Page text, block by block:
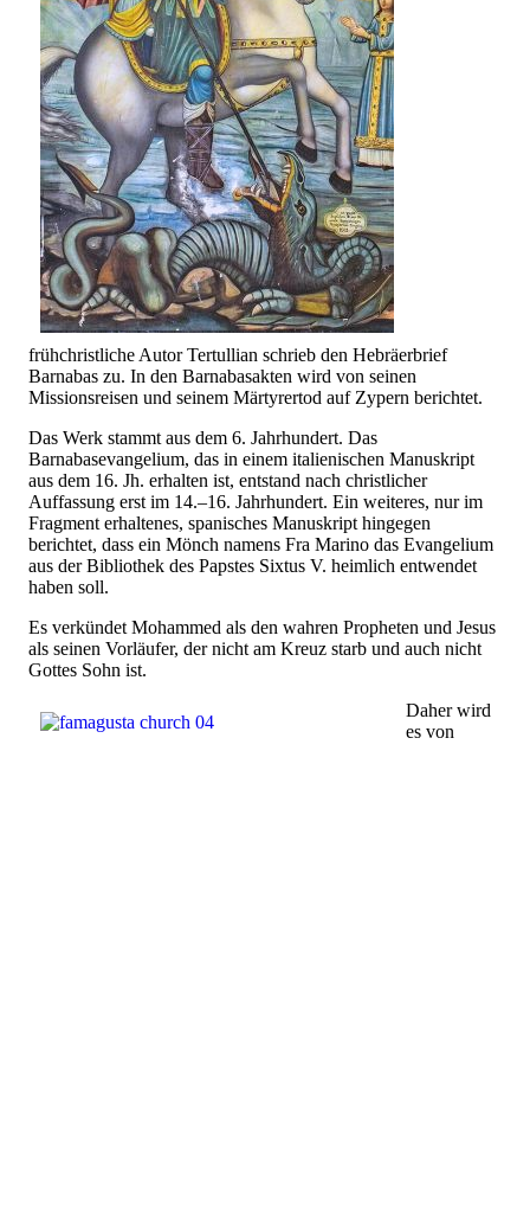
frühchristliche Autor Tertullian schrieb den Hebräerbrief
Barnabas zu. In den Barnabasakten wird von seinen
Missionsreisen und seinem Märtyrertod auf Zypern berichtet.
Das Werk stammt aus dem 6. Jahrhundert. Das
Barnabasevangelium, das in einem italienischen Manuskript
aus dem 16. Jh. erhalten ist, entstand nach christlicher
Auffassung erst im 14.–16. Jahrhundert. Ein weiteres, nur im
Fragment erhaltenes, spanisches Manuskript hingegen
berichtet, dass ein Mönch namens Fra Marino das Evangelium
aus der Bibliothek des Papstes Sixtus V. heimlich entwendet
haben soll.
Es verkündet Mohammed als den wahren Propheten und Jesus
als seinen Vorläufer, der nicht am Kreuz starb und auch nicht
Gottes Sohn ist.
Daher wird
es von